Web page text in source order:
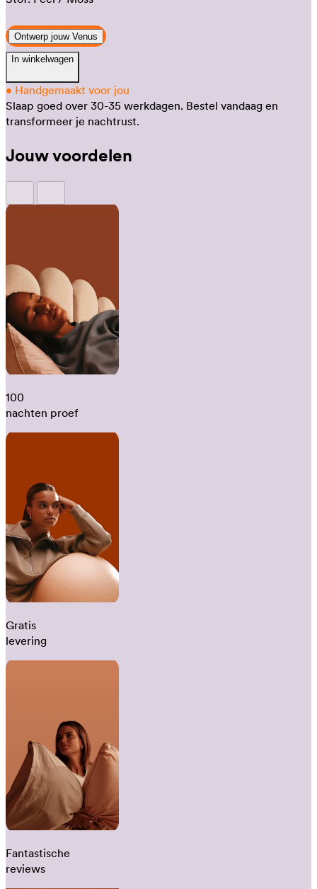
Ontwerp jouw Venus
In winkelwagen
• Handgemaakt voor jou
Slaap goed over 30-35 werkdagen. Bestel vandaag en
transformeer je nachtrust.
Jouw voordelen
100
nachten proef
Gratis
levering
Fantastische
reviews